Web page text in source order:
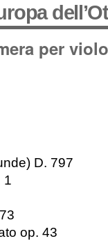
per
D. 797
1
op. 43